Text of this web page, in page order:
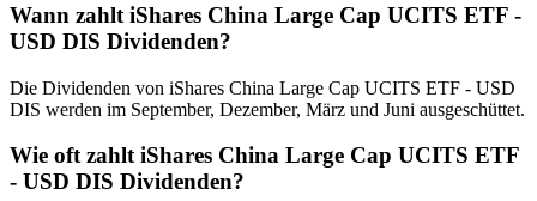
Wann zahlt iShares China Large Cap UCITS ETF -
USD DIS Dividenden?
Die Dividenden von iShares China Large Cap UCITS ETF - USD
DIS werden im September, Dezember, März und Juni ausgeschüttet.
Wie oft zahlt iShares China Large Cap UCITS ETF
- USD DIS Dividenden?